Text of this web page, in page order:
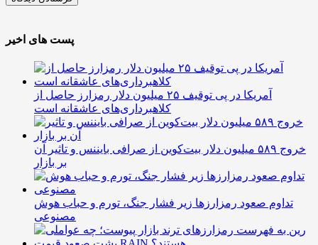
پست های اخیر
آمریکا در پی توقیف ۲۵ میلیون دلار رمزارز حاصل از
کلاهبرداری‌های عاشقانه است
خروج ۵۸۹ میلیون دلار بیت‌کوین از صرافی بایننس و تاثیر آن
بر بازار
تداوم صعود رمزارزها زیر فشار جنگ، تورم و حباب هوش
مصنوعی